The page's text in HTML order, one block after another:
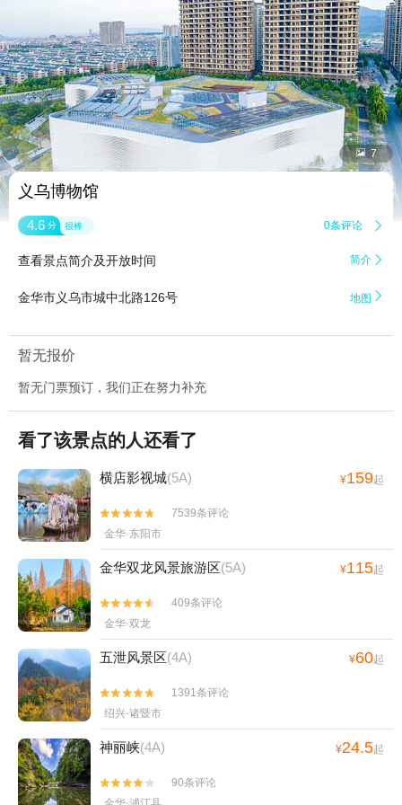
 7
义乌博物馆
4.6 分 很棒 0条评论 
查看景点简介及开放时间 简介 
金华市义乌市城中北路126号 地图 
暂无报价
暂无门票预订，我们正在努力补充
看了该景点的人还看了
横店影视城(5A) ¥159起


7539条评论
金华·东阳市
金华双龙风景旅游区(5A) ¥115起


409条评论
金华·双龙
五泄风景区(4A) ¥60起


1391条评论
绍兴·诸暨市
神丽峡(4A) ¥24.5起


90条评论